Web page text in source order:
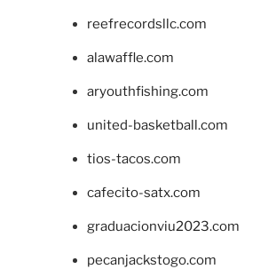
reefrecordsllc.com
alawaffle.com
aryouthfishing.com
united-basketball.com
tios-tacos.com
cafecito-satx.com
graduacionviu2023.com
pecanjackstogo.com